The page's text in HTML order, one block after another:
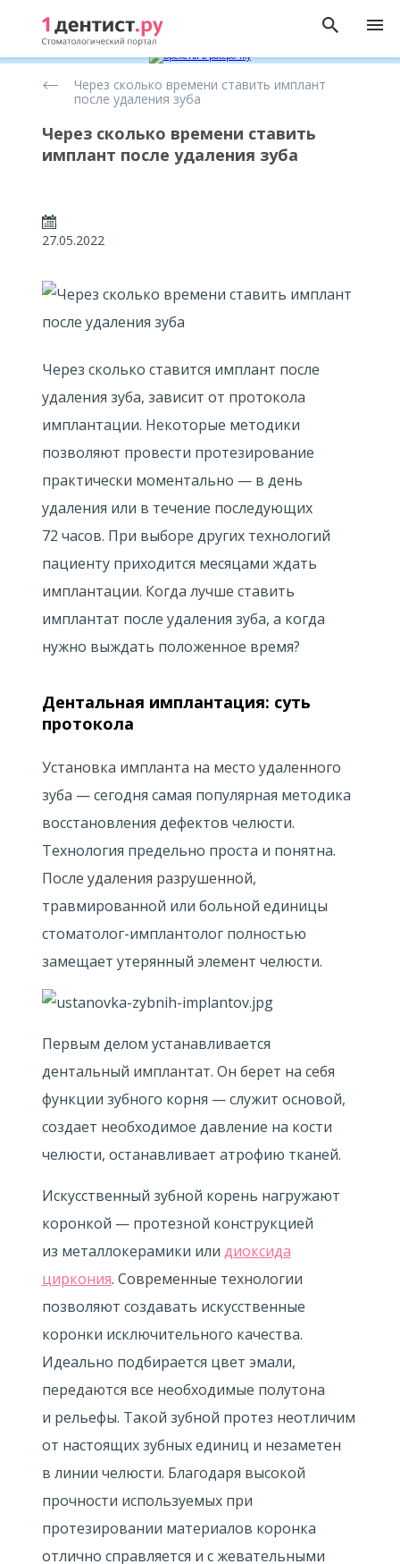
имплантации
Через сколько времени ставить имплант
после удаления зуба
Через сколько времени ставить
имплант после удаления зуба
27.05.2022
Через сколько ставится имплант после
удаления зуба, зависит от протокола
имплантации. Некоторые методики
позволяют провести протезирование
практически моментально — в день
удаления или в течение последующих
72 часов. При выборе других технологий
пациенту приходится месяцами ждать
имплантации. Когда лучше ставить
имплантат после удаления зуба, а когда
нужно выждать положенное время?
Дентальная имплантация: суть
протокола
Установка импланта на место удаленного
зуба — сегодня самая популярная методика
восстановления дефектов челюсти.
Технология предельно проста и понятна.
После удаления разрушенной,
травмированной или больной единицы
стоматолог-имплантолог полностью
замещает утерянный элемент челюсти.
Первым делом устанавливается
дентальный имплантат. Он берет на себя
функции зубного корня — служит основой,
создает необходимое давление на кости
челюсти, останавливает атрофию тканей.
Искусственный зубной корень нагружают
коронкой — протезной конструкцией
из металлокерамики или диоксида
циркония. Современные технологии
позволяют создавать искусственные
коронки исключительного качества.
Идеально подбирается цвет эмали,
передаются все необходимые полутона
и рельефы. Такой зубной протез неотличим
от настоящих зубных единиц и незаметен
в линии челюсти. Благодаря высокой
прочности используемых при
протезировании материалов коронка
отлично справляется и с жевательными